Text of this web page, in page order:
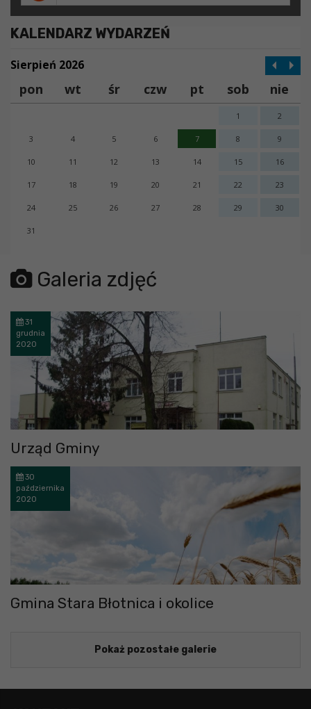
KALENDARZ WYDARZEŃ
Sierpień 2026
pon wt śr czw pt sob nie
1 2
3 4 5 6 7 8 9
10 11 12 13 14 15 16
17 18 19 20 21 22 23
24 25 26 27 28 29 30
31
error getting json:
Galeria zdjęć
31
grudnia
2020
Urząd Gminy
30
października
2020
Gmina Stara Błotnica i okolice
Pokaż pozostałe galerie